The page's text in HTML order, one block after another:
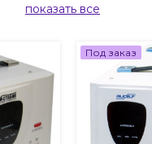
показать все
Под заказ